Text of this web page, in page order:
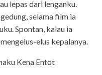
lepas dari lenganku.
selama film ia
Spontan, kalau ia
elus kepalanya.